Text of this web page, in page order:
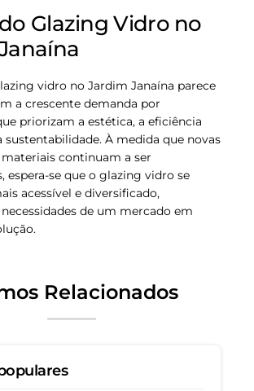
Glazing Vidro no
vidro no Jardim Janaína parece
a crescente demanda por
priorizam a estética, a eficiência
sustentabilidade. À medida que novas
continuam a ser
espera-se que o glazing vidro se
acessível e diversificado,
de um mercado em
Relacionados